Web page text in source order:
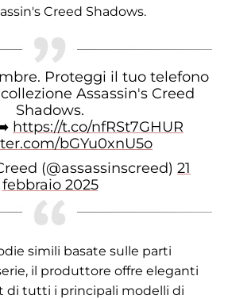
Creed Shadows.
Proteggi il tuo telefono
Assassin's Creed
Shadows.
https://t.co/nfRSt7GHUR
bGYu0xnU5o
(@assassinscreed) 21
febbraio 2025
simili basate sulle parti
il produttore offre eleganti
di tutti i principali modelli di